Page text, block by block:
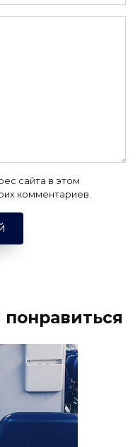
сайта в этом
комментариев.